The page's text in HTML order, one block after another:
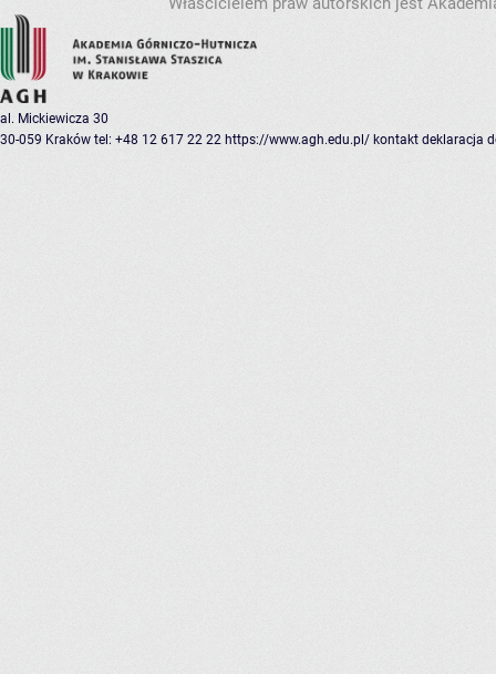
al. Mickiewicza 30
30-059 Kraków tel: +48 12 617 22 22 https://www.agh.edu.pl/ kontakt deklaracja